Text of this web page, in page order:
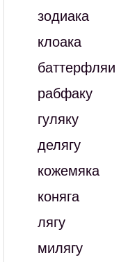
зодиака
клоака
баттерфляи
рабфаку
гуляку
делягу
кожемяка
коняга
лягу
милягу